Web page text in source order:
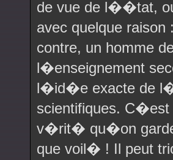
de vue de l��tat,
avec quelque
contre, un
l�enseignement
l�id�e exacte de
scientifiques.
v�rit� qu�on
que voil� ! Il peut